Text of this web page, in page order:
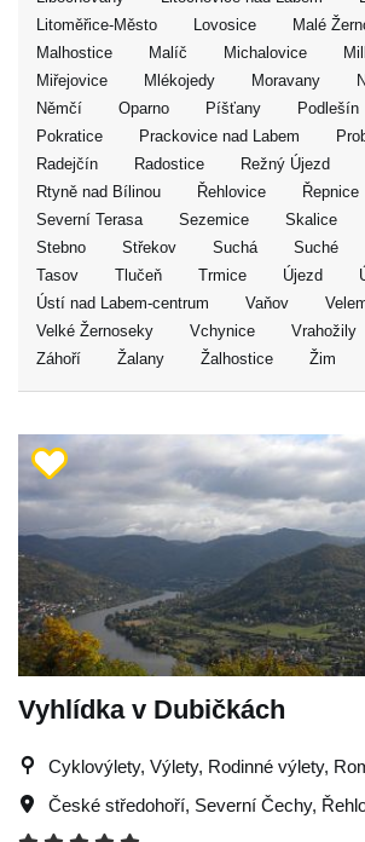
Litoměřice-Město
Lovosice Malé
Malhostice
Malíč Michalovice
Miřejovice
Mlékojedy Moravany
Němčí
Oparno Píšťany Podlešín
Pokratice
Prackovice nad Labem
Radejčín
Radostice Režný Újezd
Rtyně nad Bílinou
Řehlovice Řepnice
Severní Terasa
Sezemice Skalice
Stebno
Střekov Suchá Suché
Tasov
Tlučeň Trmice Újezd
Ústí nad Labem-centrum
Vaňov
Velké Žernoseky
Vchynice Vrahožily
Záhoří
Žalany Žalhostice Žim
Vyhlídka v Dubičkách
Cyklovýlety, Výlety, Rodinné výlety,
České středohoří, Severní Čechy,